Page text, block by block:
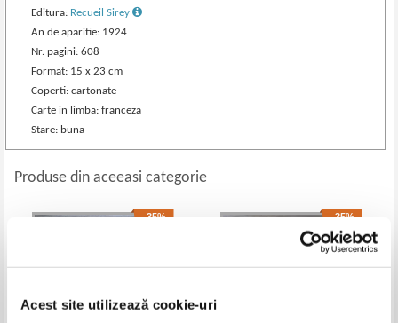
Acest site utilizează cookie-uri
Editura: Recueil Sirey
An de aparitie: 1924
Nr. pagini: 608
Format: 15 x 23 cm
Coperti: cartonate
Carte in limba: franceza
Stare: buna
Produse din aceeasi categorie
-35% -35%